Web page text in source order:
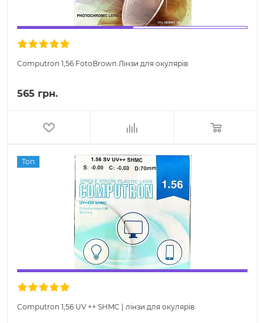
Computron 1,56 FotoBrown Лінзи для окулярів
565 грн.
Топ
Computron 1,56 UV ++ SHMC | лінзи для окулярів